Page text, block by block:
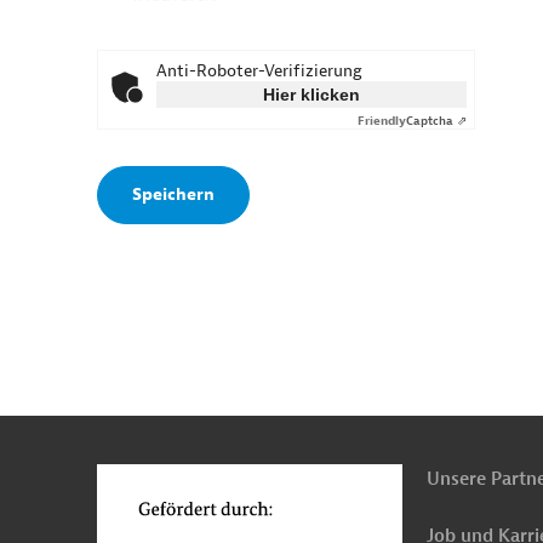
Anti-Roboter-Verifizierung
Hier klicken
FriendlyCaptcha ⇗
Unsere
Job und